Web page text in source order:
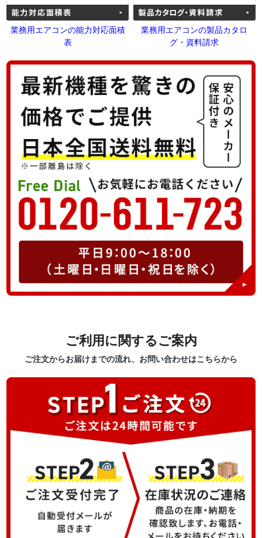
業務用エアコンの能力対応面積
表
業務用エアコンの製品カタロ
グ・資料請求
ご利用に関するご案内
ご注文からお届けまでの流れ、お問い合わせはこちらから